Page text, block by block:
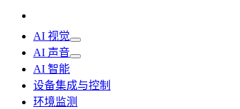
AI 视觉
AI 声音
AI 智能
设备集成与控制
环境监测